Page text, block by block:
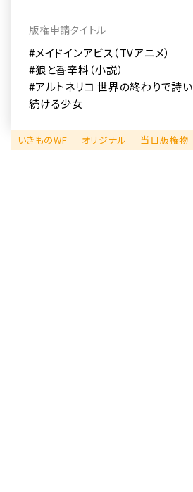
版権申請タイトル
#メイドインアビス（TVアニメ）
#狼と香辛料（小説）
#アルトネリコ 世界の終わりで詩い
続ける少女
いきものWF オリジナル 当日版権物